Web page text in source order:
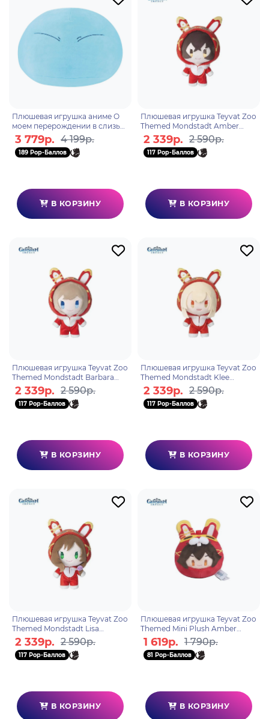
Плюшевая игрушка аниме О
моем перерождении в слизь
Rimuru Tempes 35см 86311
3 779р. 4 199р.
189 Pop-Баллов
В КОРЗИНУ
Плюшевая игрушка Teyvat Zoo
Themed Mondstadt Amber
6975628245987
2 339р. 2 590р.
117 Pop-Баллов
В КОРЗИНУ
Плюшевая игрушка Teyvat Zoo
Themed Mondstadt Barbara
6975628246014
2 339р. 2 590р.
117 Pop-Баллов
В КОРЗИНУ
Плюшевая игрушка Teyvat Zoo
Themed Mondstadt Klee
6975628246052
2 339р. 2 590р.
117 Pop-Баллов
В КОРЗИНУ
Плюшевая игрушка Teyvat Zoo
Themed Mondstadt Lisa
6975628245994
2 339р. 2 590р.
117 Pop-Баллов
В КОРЗИНУ
Плюшевая игрушка Teyvat Zoo
Themed Mini Plush Amber
6974696611663
1 619р. 1 790р.
81 Pop-Баллов
В КОРЗИНУ